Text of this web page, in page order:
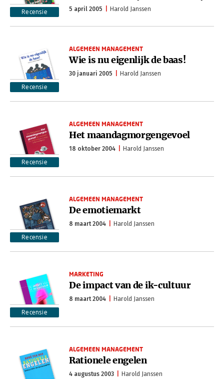
Recensie 5 april 2005 Harold Janssen
Recensie
ALGEMEEN MANAGEMENT
Wie is nu eigenlijk de baas!
30 januari 2005 Harold Janssen
Recensie
ALGEMEEN MANAGEMENT
Het maandagmorgengevoel
18 oktober 2004 Harold Janssen
Recensie
ALGEMEEN MANAGEMENT
De emotiemarkt
8 maart 2004 Harold Janssen
Recensie
MARKETING
De impact van de ik-cultuur
8 maart 2004 Harold Janssen
ALGEMEEN MANAGEMENT
Rationele engelen
4 augustus 2003 Harold Janssen